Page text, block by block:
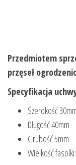
(1
szt.)
Przedmiotem
przęseł
Specyfikacja
Szerokość
Długość 40mm
Grubość 5mm
Wielkość